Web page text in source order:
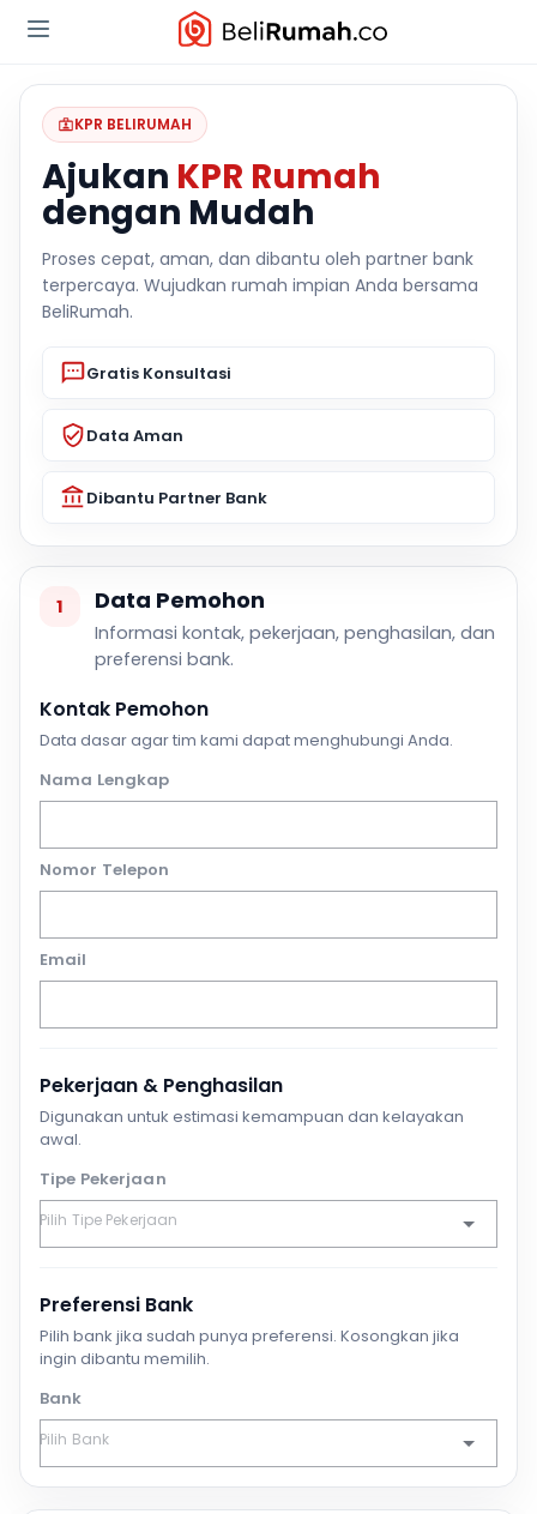
KPR BELIRUMAH
Ajukan KPR Rumah
dengan Mudah
Proses cepat, aman, dan dibantu oleh partner bank
terpercaya. Wujudkan rumah impian Anda bersama
BeliRumah.
Gratis Konsultasi
Data Aman
Dibantu Partner Bank
1 Data Pemohon
Informasi kontak, pekerjaan, penghasilan, dan
preferensi bank.
Kontak Pemohon
Data dasar agar tim kami dapat menghubungi Anda.
Nama Lengkap
Nomor Telepon
Email
Pekerjaan & Penghasilan
Digunakan untuk estimasi kemampuan dan kelayakan
awal.
Tipe Pekerjaan
Preferensi Bank
Pilih bank jika sudah punya preferensi. Kosongkan jika
ingin dibantu memilih.
Bank